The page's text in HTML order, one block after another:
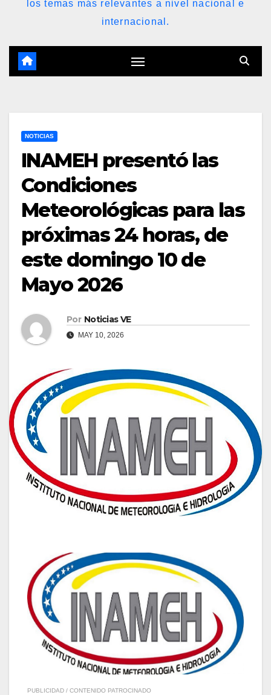
los temas más relevantes a nivel nacional e
internacional.
NOTICIAS
INAMEH presentó las
Condiciones
Meteorológicas para las
próximas 24 horas, de
este domingo 10 de
Mayo 2026
Por Noticias VE
MAY 10, 2026
PUBLICIDAD / CONTENIDO PATROCINADO